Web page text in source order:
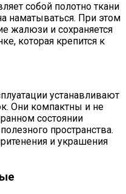
собой полотно ткани
наматываться. При этом
жалюзи и сохраняется
которая крепится к
устанавливают
Они компактны и не
состоянии
пространства.
и украшения